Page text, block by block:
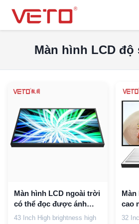
Màn hình LCD độ
Màn hình LCD ngoài trời
có thể đọc được ánh
sáng ban ngày
43 Inch High brightness high
Màn
cao
M2
32